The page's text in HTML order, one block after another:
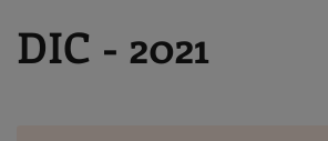
DIC - 2021